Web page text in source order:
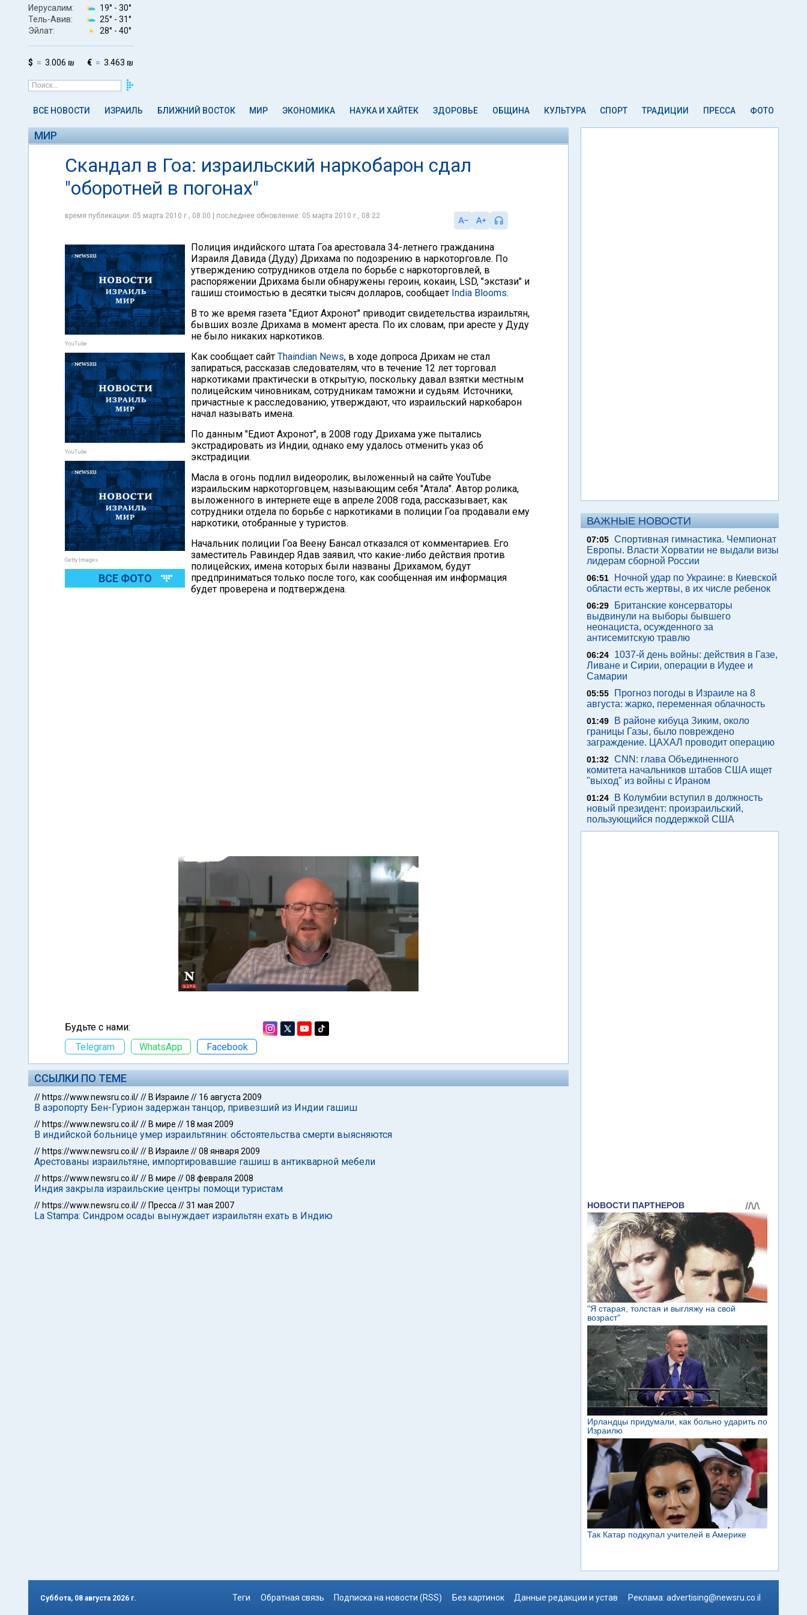
Иерусалим: 19° - 30°
Тель-Авив:
25° - 31°
Эйлат:
28° - 40°
$ 3.006 ₪ € 3.463 ₪
ВСЕ НОВОСТИ ИЗРАИЛЬ БЛИЖНИЙ ВОСТОК МИР ЭКОНОМИКА НАУКА И ХАЙТЕК ЗДОРОВЬЕ ОБЩИНА КУЛЬТУРА СПОРТ ТРАДИЦИИ ПРЕССА ФОТО
МИР
Скандал в Гоа: израильский наркобарон сдал
"оборотней в погонах"
время публикации: 05 марта 2010 г., 08:00 | последнее обновление: 05 марта 2010 г., 08:22
YouTube
YouTube
Getty Images
ВСЕ ФОТО
Полиция индийского штата Гоа арестовала 34-летнего гражданина
Израиля Давида (Дуду) Дрихама по подозрению в наркоторговле. По
утверждению сотрудников отдела по борьбе с наркоторговлей, в
распоряжении Дрихама были обнаружены героин, кокаин, LSD, "экстази" и
гашиш стоимостью в десятки тысяч долларов, сообщает India Blooms.
В то же время газета "Едиот Ахронот" приводит свидетельства израильтян,
бывших возле Дрихама в момент ареста. По их словам, при аресте у Дуду
не было никаких наркотиков.
Как сообщает сайт Thaindian News, в ходе допроса Дрихам не стал
запираться, рассказав следователям, что в течение 12 лет торговал
наркотиками практически в открытую, поскольку давал взятки местным
полицейским чиновникам, сотрудникам таможни и судьям. Источники,
причастные к расследованию, утверждают, что израильский наркобарон
начал называть имена.
По данным "Едиот Ахронот", в 2008 году Дрихама уже пытались
экстрадировать из Индии, однако ему удалось отменить указ об
экстрадиции.
Масла в огонь подлил видеоролик, выложенный на сайте YouTube
израильским наркоторговцем, называющим себя "Атала". Автор ролика,
выложенного в интернете еще в апреле 2008 года, рассказывает, как
сотрудники отдела по борьбе с наркотиками в полиции Гоа продавали ему
наркотики, отобранные у туристов.
Начальник полиции Гоа Веену Бансал отказался от комментариев. Его
заместитель Равиндер Ядав заявил, что какие-либо действия против
полицейских, имена которых были названы Дрихамом, будут
предприниматься только после того, как сообщенная им информация
будет проверена и подтверждена.
Будьте с нами:
Telegram
WhatsApp Facebook
ССЫЛКИ ПО ТЕМЕ
// https://www.newsru.co.il/// В Израиле // 16 августа 2009
В аэропорту Бен-Гурион задержан танцор, привезший из Индии гашиш
// https://www.newsru.co.il/// В мире // 18 мая 2009
В индийской больнице умер израильтянин: обстоятельства смерти выясняются
// https://www.newsru.co.il/// В Израиле //08 января 2009
Арестованы израильтяне, импортировавшие гашиш в антикварной мебели
// https://www.newsru.co.il/// В мире //08 февраля 2008
Индия закрыла израильские центры помощи туристам
// https://www.newsru.co.il/// Пресса //31 мая 2007
La Stampa: Синдром осады вынуждает израильтян ехать в Индию
ВАЖНЫЕ НОВОСТИ
07:05 Спортивная гимнастика. Чемпионат
Европы. Власти Хорватии не выдали визы
лидерам сборной России
06:51
Ночной удар по Украине: в Киевской
области есть жертвы, в их числе ребенок
06:29
Британские консерваторы
выдвинули на выборы бывшего
неонациста, осужденного за
антисемитскую травлю
06:24
1037-й день войны: действия в Газе,
Ливане и Сирии, операции в Иудее и
Самарии
05:55
Прогноз погоды в Израиле на 8
августа: жарко, переменная облачность
01:49
В районе кибуца Зиким, около
границы Газы, было повреждено
заграждение. ЦАХАЛ проводит операцию
01:32 CNN: глава Объединенного
комитета начальников штабов США ищет
"выход" из войны с Ираном
01:24
В Колумбии вступил в должность
новый президент: произраильский,
пользующийся поддержкой США
Суббота, 08 августа 2026 г. Теги Обратная связь Подписка на новости (RSS) Без картинок Данные редакции и устав Реклама: advertising@newsru.co.il